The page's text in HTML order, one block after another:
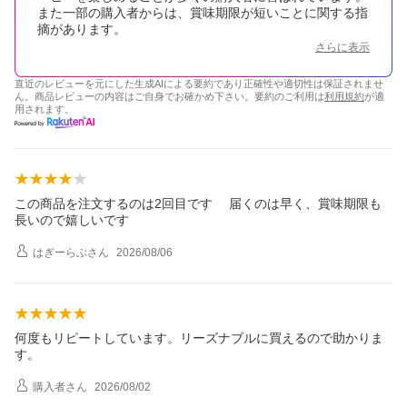
また一部の購入者からは、賞味期限が短いことに関する指
摘があります。
さらに表示
直近のレビューを元にした生成AIによる要約であり正確性や適切性は保証されませ
ん。商品レビューの内容はご自身でお確かめ下さい。要約のご利用は利用規約が適
用されます。
この商品を注文するのは2回目です 届くのは早く、賞味期限も
長いので嬉しいです
はぎーらぶさん 2026/08/06
何度もリピートしています。リーズナブルに買えるので助かりま
す。
購入者さん 2026/08/02